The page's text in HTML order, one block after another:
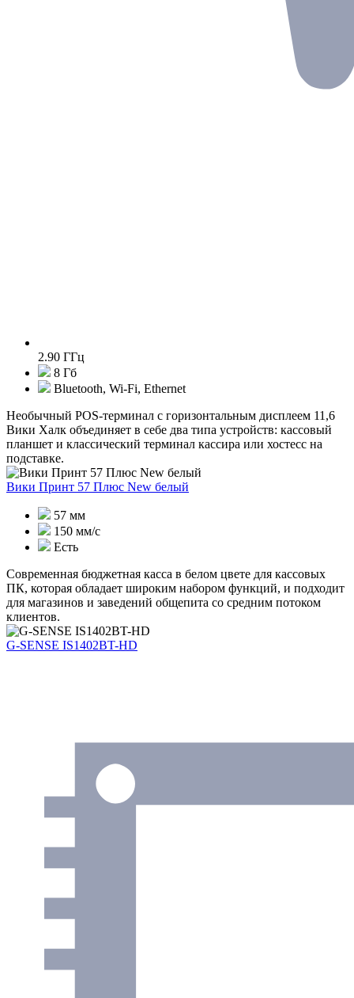
2.90 ГГц
8 Гб
Bluetooth, Wi-Fi, Ethernet
Необычный POS-терминал с горизонтальным дисплеем 11,6
Вики Халк объединяет в себе два типа устройств: кассовый
планшет и классический терминал кассира или хостесс на
подставке.
Вики Принт 57 Плюс New белый
57 мм
150 мм/с
Есть
Современная бюджетная касса в белом цвете для кассовых
ПК, которая обладает широким набором функций, и подходит
для магазинов и заведений общепита со средним потоком
клиентов.
G-SENSE IS1402BT-HD